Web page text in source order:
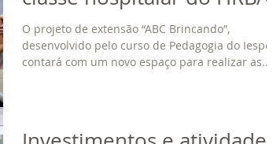
O projeto de extensão “ABC Brincando”,
desenvolvido pelo curso de Pedagogia do Iespes,
contará com um novo espaço para realizar as...